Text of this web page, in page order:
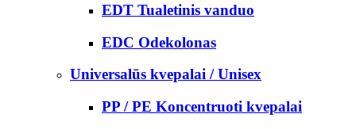
EDT Tualetinis vanduo
EDC Odekolonas
Universalūs kvepalai / Unisex
PP / PE Koncentruoti kvepalai